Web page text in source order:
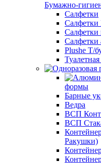
Бумажно-
Салфетки
Салфетки
Plushe Т/
формы
Барные
Ведра
ВСП
ВСП
Ракушки)